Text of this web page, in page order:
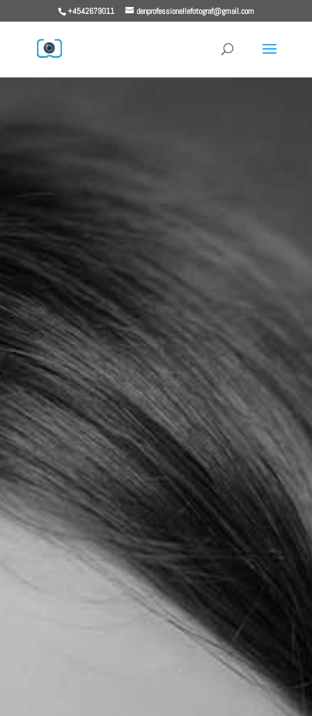
+4542679011 denprofessionellefotograf@gmail.com